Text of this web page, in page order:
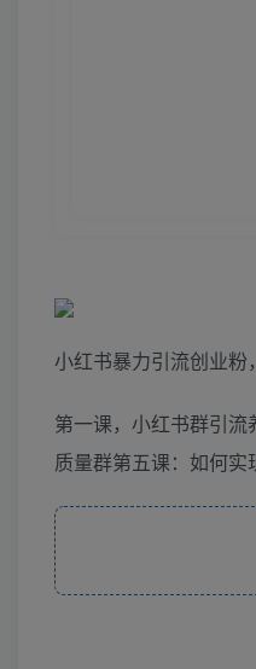
小红书暴力引流创业
第一课，小红书群引
质量群第五课：如何